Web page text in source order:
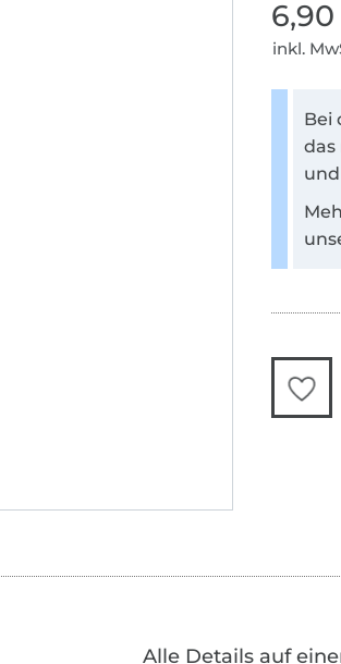
inkl.
Bei
das
Alle Details auf